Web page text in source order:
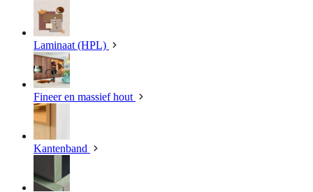
Laminaat (HPL)
Fineer en massief hout
Kantenband